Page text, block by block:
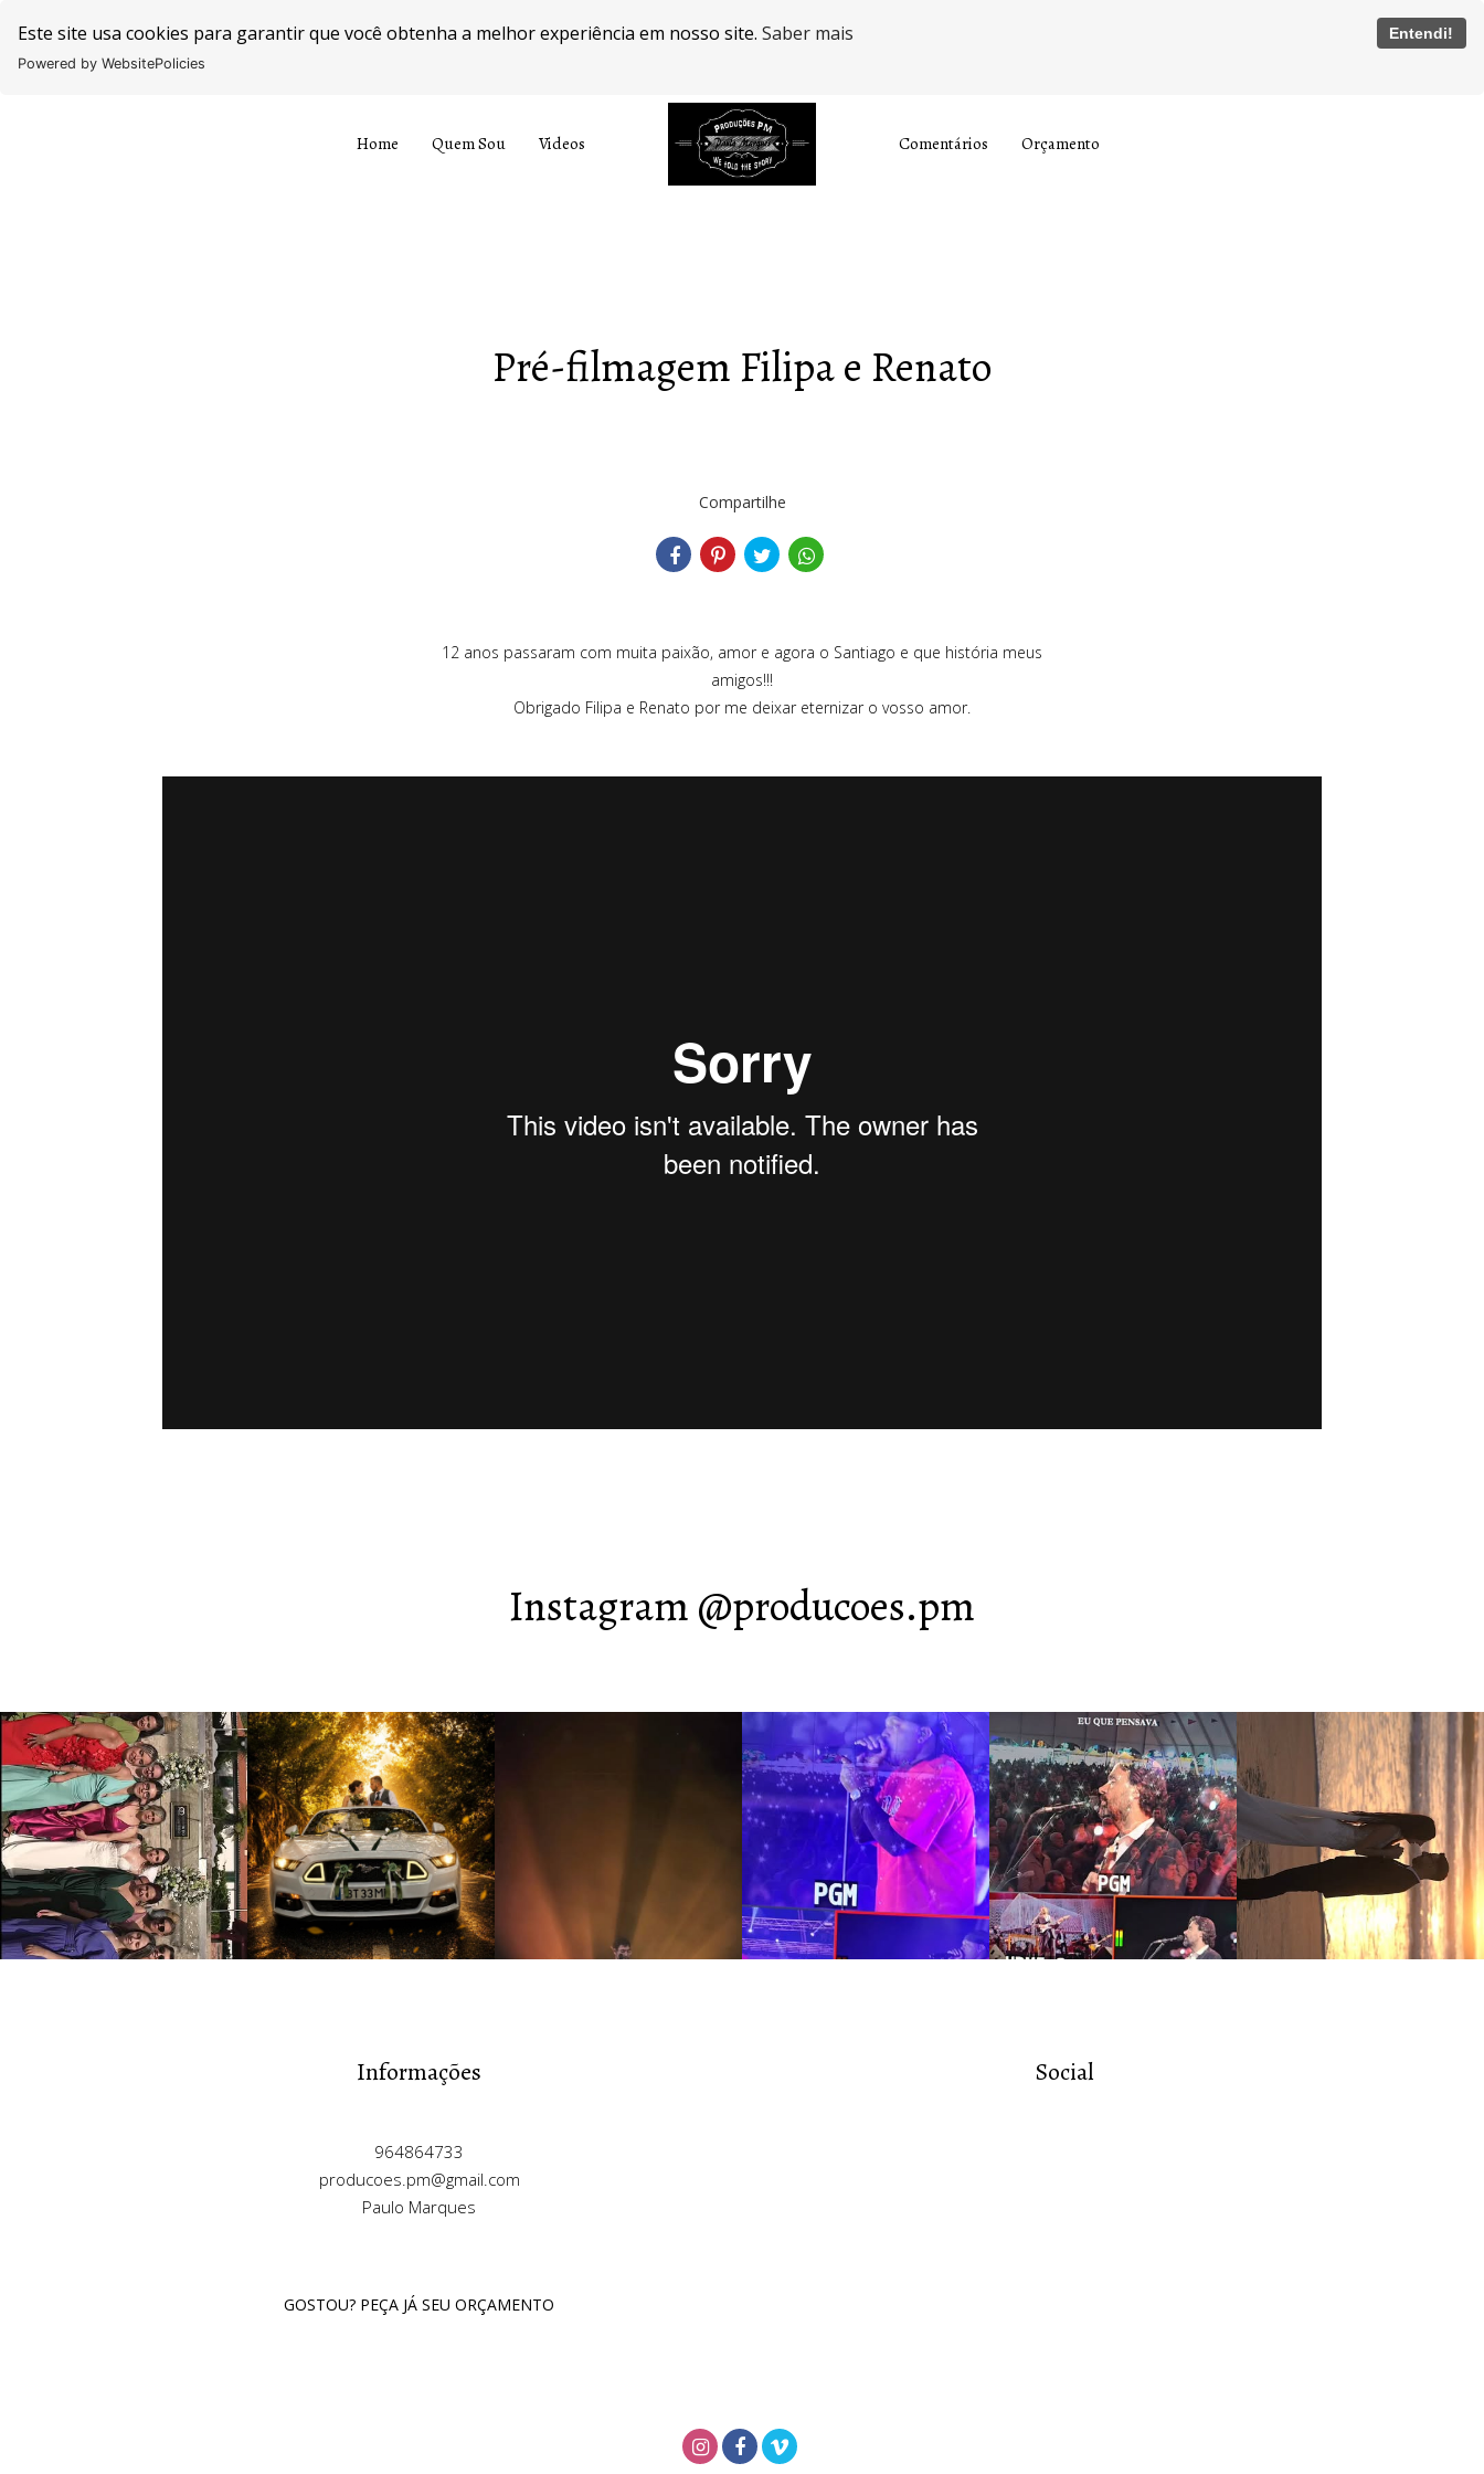
Este site usa cookies para garantir que você obtenha a melhor experiência em nosso site. Saber mais Entendi!
Powered by WebsitePolicies
Home Quem Sou Videos Comentários Orçamento
Pré-filmagem Filipa e Renato
Compartilhe
12 anos passaram com muita paixão, amor e agora o Santiago e que história meus
amigos!!!
Obrigado Filipa e Renato por me deixar eternizar o vosso amor.
Instagram @producoes.pm
Informações
964864733
producoes.pm@gmail.com
Paulo Marques
GOSTOU? PEÇA JÁ SEU ORÇAMENTO
Social